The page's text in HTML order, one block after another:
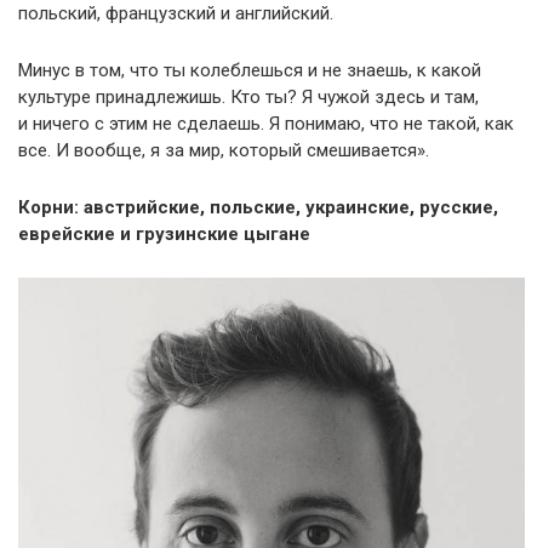
польский, французский и английский.
Минус в том, что ты колеблешься и не знаешь, к какой
культуре принадлежишь. Кто ты? Я чужой здесь и там,
и ничего с этим не сделаешь. Я понимаю, что не такой, как
все. И вообще, я за мир, который смешивается».
Корни: австрийские, польские, украинские, русские,
еврейские и грузинские цыгане